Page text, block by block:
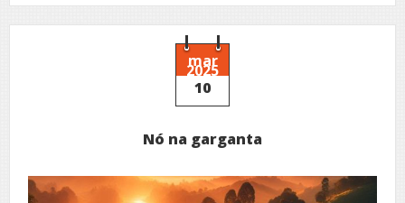
poem
is
mar
2025
10
Nó na garganta